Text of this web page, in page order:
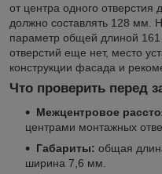
от центра одного отверстия
должно составлять 128 мм.
параметр общей длиной
отверстий еще нет, место
конструкции фасада и
Что проверить перед
Межцентровое
центрами монтажных
Габариты: общая
ширина 7,6 мм.